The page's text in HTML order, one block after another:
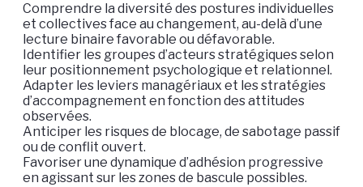
Comprendre la diversité des postures individuelles
et collectives face au changement, au-delà d’une
lecture binaire favorable ou défavorable.
Identifier les groupes d’acteurs stratégiques selon
leur positionnement psychologique et relationnel.
Adapter les leviers managériaux et les stratégies
d’accompagnement en fonction des attitudes
observées.
Anticiper les risques de blocage, de sabotage passif
ou de conflit ouvert.
Favoriser une dynamique d’adhésion progressive
en agissant sur les zones de bascule possibles.